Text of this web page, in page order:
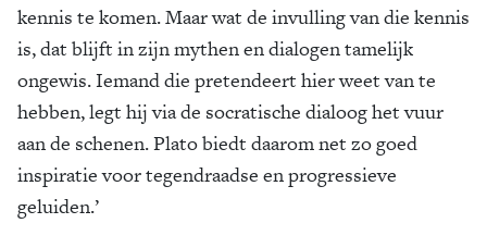
kennis te komen. Maar wat de invulling van die kennis
is, dat blijft in zijn mythen en dialogen tamelijk
ongewis. Iemand die pretendeert hier weet van te
hebben, legt hij via de socratische dialoog het vuur
aan de schenen. Plato biedt daarom net zo goed
inspiratie voor tegendraadse en progressieve
geluiden.’